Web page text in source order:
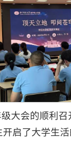
大会的顺利
开启了大学生